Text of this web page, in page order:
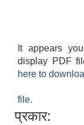
It appears
display PDF
here to
file.
प्रकार: